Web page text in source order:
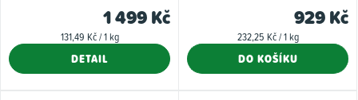
je
5,0
z
1 499 Kč
Měrná
131,49 Kč / 1 kg
DETAIL
929 Kč
Měrná
232,25 Kč / 1 kg
DO KOŠÍKU